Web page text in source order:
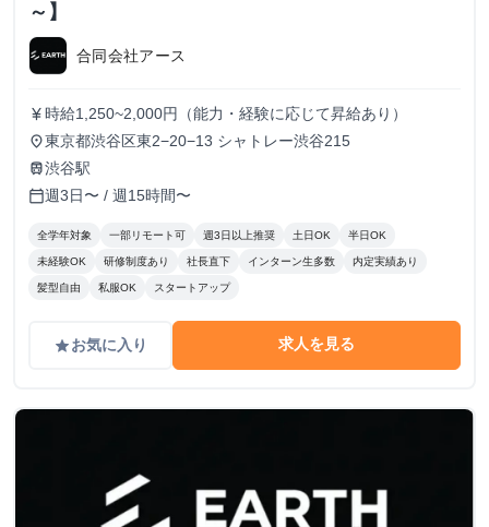
～】
合同会社アース
currency_yen 時給1,250~2,000円（能力・経験に応じて昇給あり）
place東京都渋谷区東2−20−13 シャトレー渋谷215
train渋谷駅
calendar_today週3日〜 / 週15時間〜
全学年対象 一部リモート可 週3日以上推奨 土日OK 半日OK
未経験OK 研修制度あり 社長直下 インターン生多数 内定実績あり
髪型自由 私服OK スタートアップ
gradeお気に入り 求人を見る